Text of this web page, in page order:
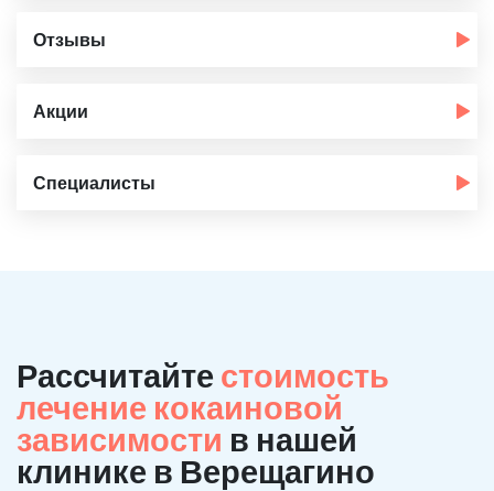
Отзывы
Акции
Специалисты
Рассчитайте стоимость
лечение кокаиновой
зависимости в нашей
клинике в Верещагино